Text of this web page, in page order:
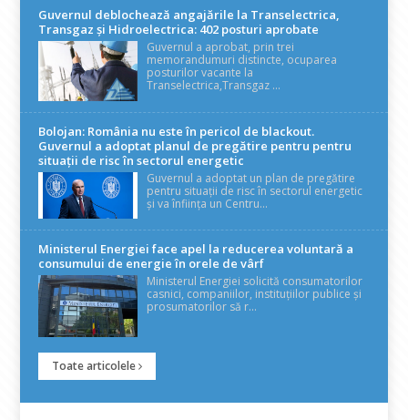
Guvernul deblochează angajările la Transelectrica,
Transgaz și Hidroelectrica: 402 posturi aprobate
Guvernul a aprobat, prin trei
memorandumuri distincte, ocuparea
posturilor vacante la
Transelectrica,Transgaz ...
Bolojan: România nu este în pericol de blackout.
Guvernul a adoptat planul de pregătire pentru pentru
situații de risc în sectorul energetic
Guvernul a adoptat un plan de pregătire
pentru situații de risc în sectorul energetic
și va înființa un Centru...
Ministerul Energiei face apel la reducerea voluntară a
consumului de energie în orele de vârf
Ministerul Energiei solicită consumatorilor
casnici, companiilor, instituțiilor publice și
prosumatorilor să r...
Toate articolele